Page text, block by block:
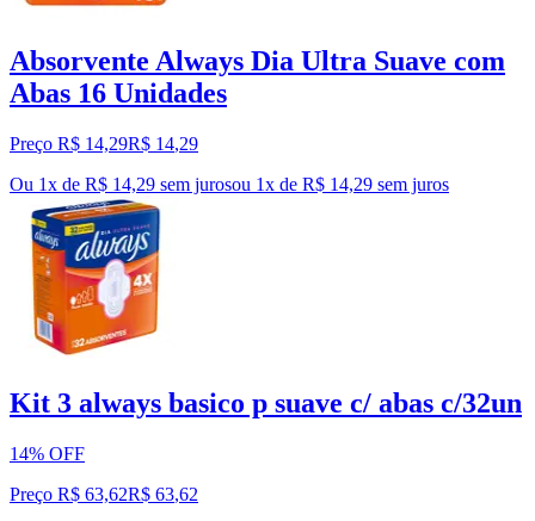
Absorvente Always Dia Ultra Suave com
Abas 16 Unidades
Preço R$ 14,29R$ 14,29
Ou 1x de R$ 14,29 sem jurosou 1x de R$ 14,29 sem juros
Kit 3 always basico p suave c/ abas c/32un
14% OFF
Preço R$ 63,62R$ 63,62